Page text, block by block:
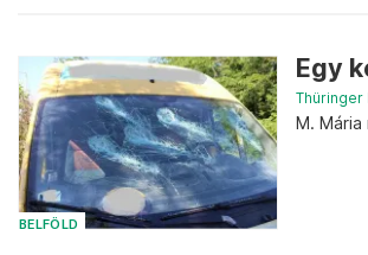
BELFÖLD
Egy
Thüringer
M.